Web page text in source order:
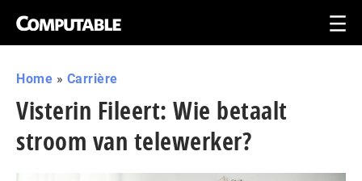
Home » Carrière
Visterin Fileert: Wie betaalt
stroom van telewerker?